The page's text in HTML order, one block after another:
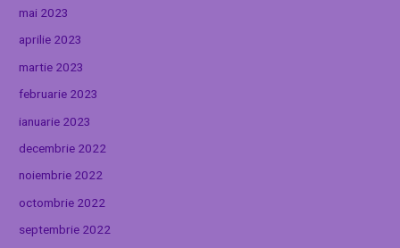
mai 2023
aprilie 2023
martie 2023
februarie 2023
ianuarie 2023
decembrie 2022
noiembrie 2022
octombrie 2022
septembrie 2022